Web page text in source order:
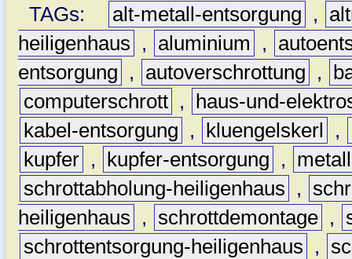
TAGs:
alt-metall-entsorgung ,
heiligenhaus
, aluminium ,
entsorgung
, autoverschrottung ,
computerschrott ,
haus-und-
kabel-entsorgung
, kluengelskerl ,
kupfer , kupfer-entsorgung ,
metall
schrottabholung-heiligenhaus
,
heiligenhaus
, schrottdemontage ,
schrottentsorgung-heiligenhaus
,